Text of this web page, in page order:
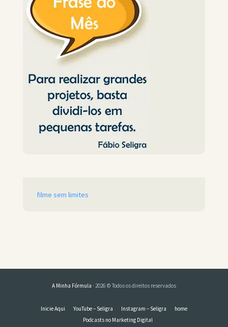
filme sem limites
A Minha Fórmula · 2026 © Todos os direitos reservados
Inicie Aqui YouTube – Seligra Instagram – Seligra
home
Podcasts no Marketing Digital